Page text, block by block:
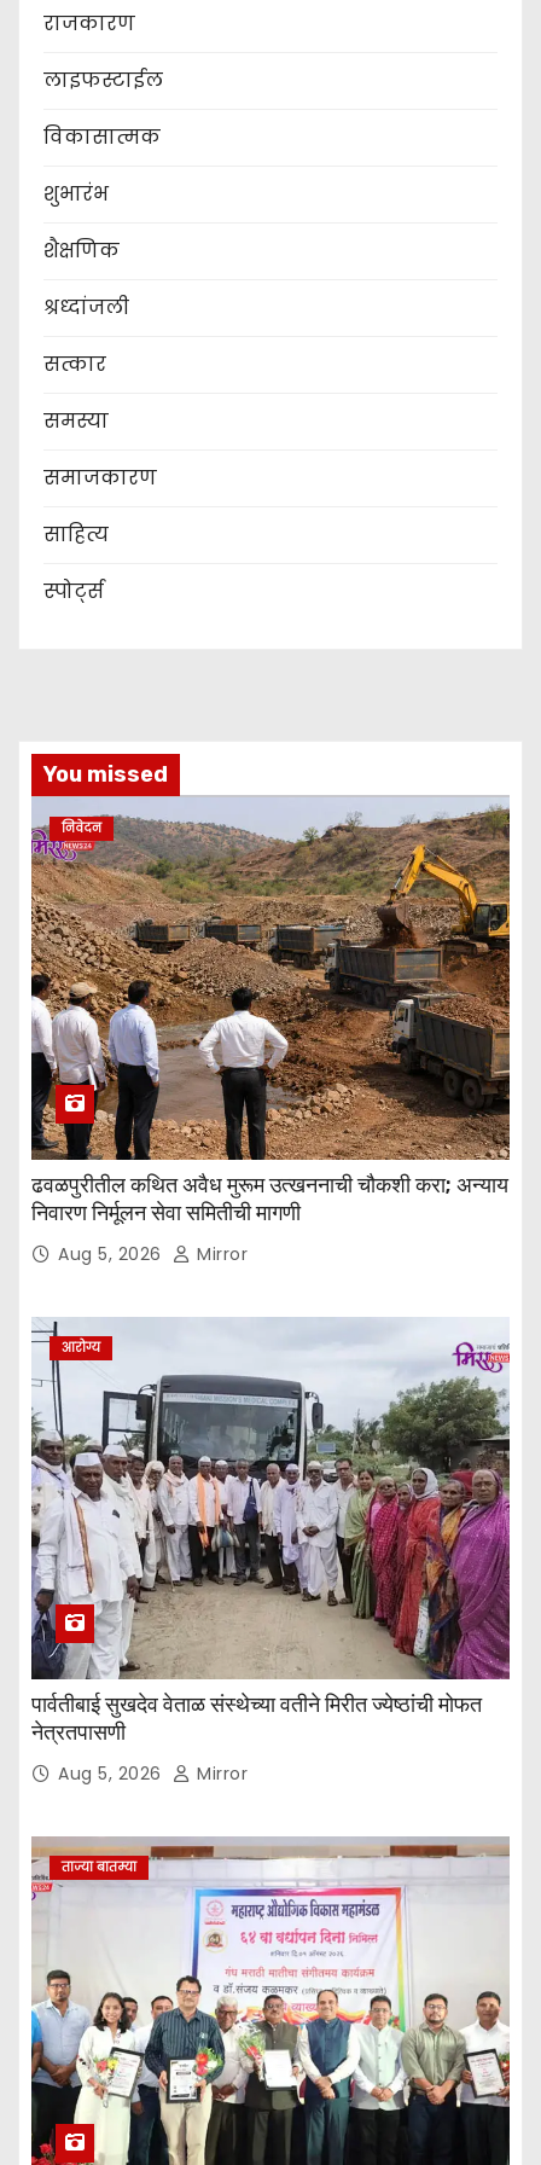
राजकारण
लाइफस्टाईल
विकासात्मक
शुभारंभ
शैक्षणिक
श्रध्दांजली
सत्कार
समस्या
समाजकारण
साहित्य
स्पोर्ट्स
You missed
निवेदन
ढवळपुरीतील कथित अवैध मुरूम उत्खननाची चौकशी करा; अन्याय
निवारण निर्मूलन सेवा समितीची मागणी
Aug 5, 2026 Mirror
आरोग्य
पार्वतीबाई सुखदेव वेताळ संस्थेच्या वतीने मिरीत ज्येष्ठांची मोफत
नेत्रतपासणी
Aug 5, 2026 Mirror
ताज्या बातम्या